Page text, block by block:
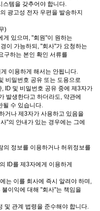
스템을 갖추어야 합니다.
광고성 전자 우편을 발송하지
)
게 있으며, "회원"이 원하는
이 가능하되, "회사"가 요청하는
구하는 본인 확인 서류를
이용하게 해서는 안됩니다.
비밀번호 공유 또는 도용으로
ID 및 비밀번호 공유 중에 제3자가
발생한다고 하더라도, 약관에
될 수 있습니다.
거나 제3자가 사용하고 있음을
"의 안내가 있는 경우에는 그에
정보를 이용하거나 허위정보를
ID를 제3자에게 이용하게
는 이를 회사에 즉시 알려야 하며,
이익에 대해 "회사"는 책임을
및 관계 법령을 준수해야 합니다.